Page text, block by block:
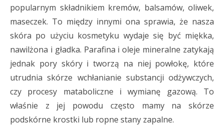
popularnym składnikiem kremów, balsamów, oliwek,
maseczek. To między innymi ona sprawia, że nasza
skóra po użyciu kosmetyku wydaje się być miękka,
nawilżona i gładka. Parafina i oleje mineralne zatykają
jednak pory skóry i tworzą na niej powłokę, które
utrudnia skórze wchłanianie substancji odżywczych,
czy procesy mataboliczne i wymianę gazową. To
właśnie z jej powodu często mamy na skórze
podskórne krostki lub ropne stany zapalne.